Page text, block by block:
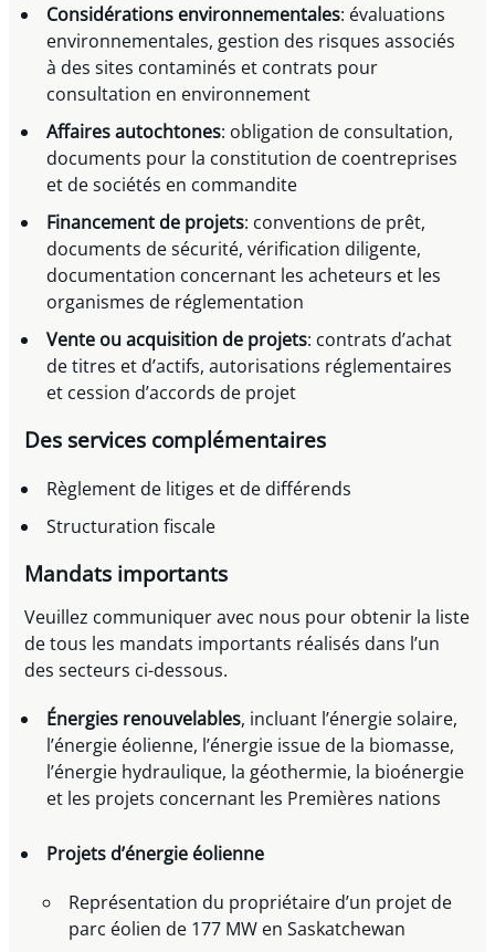
Considérations environnementales: évaluations
environnementales, gestion des risques associés
à des sites contaminés et contrats pour
consultation en environnement
Affaires autochtones: obligation de consultation,
documents pour la constitution de coentreprises
et de sociétés en commandite
Financement de projets: conventions de prêt,
documents de sécurité, vérification diligente,
documentation concernant les acheteurs et les
organismes de réglementation
Vente ou acquisition de projets: contrats d’achat
de titres et d’actifs, autorisations réglementaires
et cession d’accords de projet
Des services complémentaires
Règlement de litiges et de différends
Structuration fiscale
Mandats importants
Veuillez communiquer avec nous pour obtenir la liste
de tous les mandats importants réalisés dans l’un
des secteurs ci-dessous.
Énergies renouvelables, incluant l’énergie solaire,
l’énergie éolienne, l’énergie issue de la biomasse,
l’énergie hydraulique, la géothermie, la bioénergie
et les projets concernant les Premières nations
Projets d’énergie éolienne
Représentation du propriétaire d’un projet de
parc éolien de 177 MW en Saskatchewan